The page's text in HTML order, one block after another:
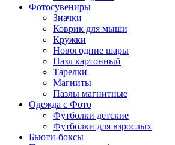
Фотоcувениры
Значки
Коврик для мыши
Кружки
Новогодние шары
Пазл картонный
Тарелки
Магниты
Пазлы магнитные
Одежда с Фото
Футболки детские
Футболки для взрослых
Бьюти-боксы